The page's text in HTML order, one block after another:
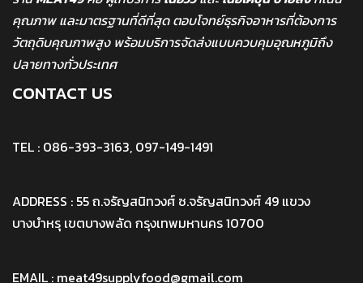
คุณภาพ และมาตรฐานที่ดีที่สุด ตอบโจทย์ธุรกิจอาหารที่ต้องการ
วัตถุดิบคุณภาพสูง พร้อมบริการจัดส่งแบบควบคุมอุณหภูมิถึง
ปลายทางทั่วประเทศ
CONTACT US
TEL : 086-393-3163, 097-149-1491
ADDRESS : 55 ถ.จรัญสนิทวงศ์ ซ.จรัญสนิทวงศ์ 49 แขวง
บางบำหรุ เขตบางพลัด กรุงเทพมหานคร 10700
EMAIL : meat49supplyfood@gmail.com